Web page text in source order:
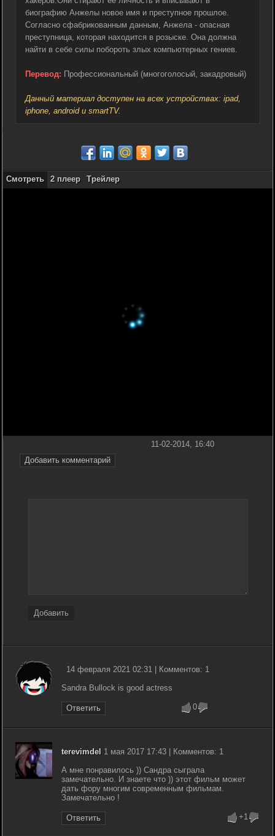
биографию Анжелы новое имя и преступное прошлое.
Согласно сфабрикованным данным, Анжела - опасная
преступница, которая находится в розыске. Она должна
найти в себе силы побороть злых компьютерных гениев.
Перевод: Профессиональный (многоголосый, закадровый)
Данный материал доступен на всех устройствах: ipad,
iphone, android и smartTV.
Смотреть 2 плеер Трейлер
Добавить комментарий
11-02-2014, 16:40
Добавить
14 февраля 2021 02:31 | Комментов: 1
Sandra Bullock is good actress
Ответить 0
terevimdel 1 мая 2017 17:43 | Комментов: 1
А мне понравилось )) Сандра сыграла
замечательно. И знаете что )) этот фильм может
дать фору многим современным фильмам.
Замечательно !
Ответить +1